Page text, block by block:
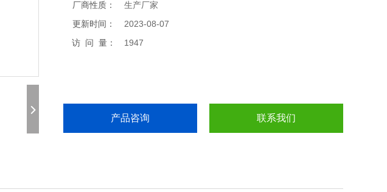
厂商性质：
生产厂家
更新时间：
2023-08-07
访 问 量：
1947
产品咨询 联系我们